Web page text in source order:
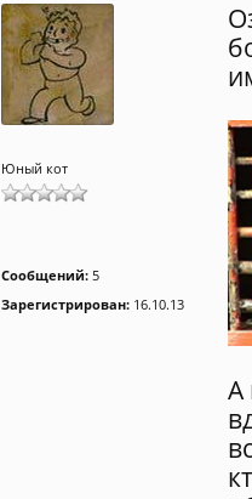
Юный кот
Сообщений: 5
Зарегистрирован: 16.10.13
А